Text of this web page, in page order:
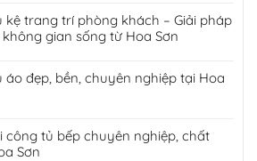
kệ trang trí phòng khách – Giải pháp
gian sống từ Hoa Sơn
áo đẹp, bền, chuyên nghiệp tại Hoa
công tủ bếp chuyên nghiệp, chất
Sơn